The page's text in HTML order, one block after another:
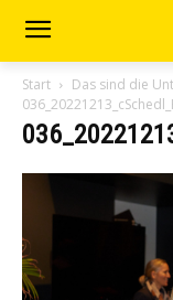
Start
Das sind die